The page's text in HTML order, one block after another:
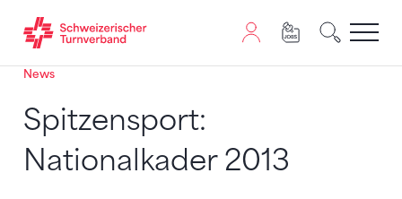
Zum Inhalt springen
Zur Sitemap navigieren
Zum Navigieren dieser Seite wird JavaScript benötigt.
News
Spitzensport:
Nationalkader 2013